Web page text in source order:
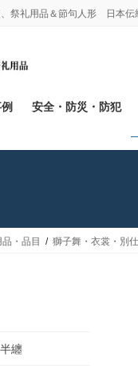
礼用品＆節句人形 日本伝統
安全・防災・防犯
・品目 獅子舞・衣裳・別
纏